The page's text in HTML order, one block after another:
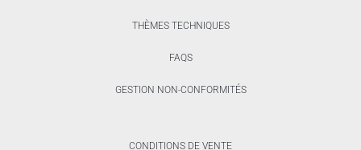
THÈMES TECHNIQUES
FAQS
GESTION NON-CONFORMITÉS
CONDITIONS DE VENTE